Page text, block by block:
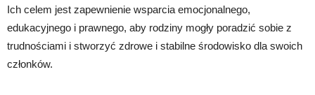
Ich celem jest zapewnienie wsparcia emocjonalnego,
edukacyjnego i prawnego, aby rodziny mogły poradzić sobie z
trudnościami i stworzyć zdrowe i stabilne środowisko dla swoich
członków.